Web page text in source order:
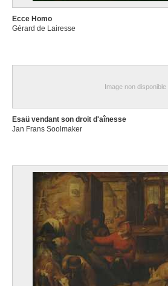
Ecce Homo
Gérard de Lairesse
Image non disponible
Esaü vendant son droit d'aînesse
Jan Frans Soolmaker